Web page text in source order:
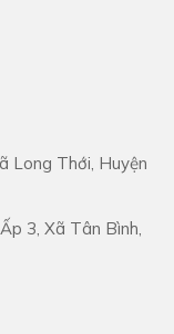
Long Thới, Huyện
3, Xã Tân Bình,